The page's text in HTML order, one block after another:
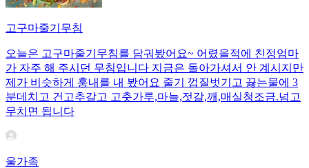
고구마줄기무침
오늘은 고구마줄기무침를 담궈봤어요~ 어렸을적에 친정엄마
가 자주 해 주시던 무침입니다 지금은 돌아가셔서 안 계시지만
제가 비슷하게 훙내를 내 봤어요 줄기 껍질벗기고 끓는물에 3
분데치고 건고추갈고 고춧가루,마늘,젓갈,깨,매실청조금.넘고
무치면 됩니다
울가족